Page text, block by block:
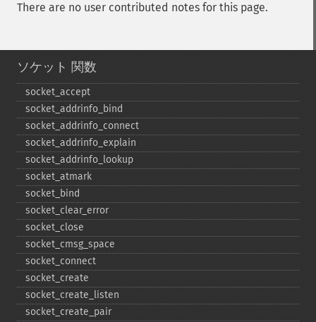
There are no user contributed notes for this page.
ソケット 関数
socket_​accept
socket_​addrinfo_​bind
socket_​addrinfo_​connect
socket_​addrinfo_​explain
socket_​addrinfo_​lookup
socket_​atmark
socket_​bind
socket_​clear_​error
socket_​close
socket_​cmsg_​space
socket_​connect
socket_​create
socket_​create_​listen
socket_​create_​pair